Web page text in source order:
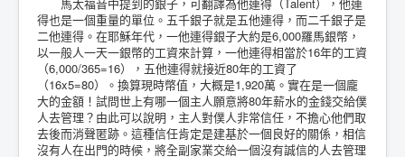
得也是一個重量的單位。五千銀子就是五他連得，而二千銀子是
二他連得。在耶穌年代，一他連得銀子大約是6,000羅馬銀幣，
以一般人一天一銀幣的工資來計算，一他連得相當於16年的工資
（6,000/365=16），五他連得就接近80年的工資了
（16x5=80）。換算現時幣值，大概是1,920萬。實在是一個龐
大的金額！試問世上有哪一個主人願意將80年薪水的金錢交給僕
人去管理？由此可以說明，主人對僕人非常信任，不擔心他們取
去後而消聲匿跡。這種信任肯定是建基於一個良好的關係，相信
沒有人在出門的時候，將全副家業交給一個沒有誠信的人去管理